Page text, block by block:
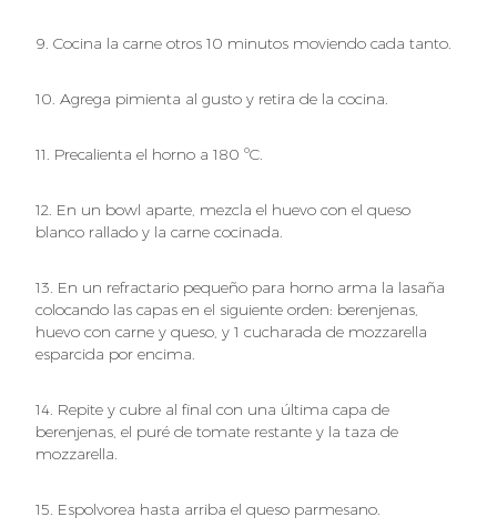
9. Cocina la carne otros 10 minutos moviendo cada tanto.
10. Agrega pimienta al gusto y retira de la cocina.
11. Precalienta el horno a 180 ºC.
12. En un bowl aparte, mezcla el huevo con el queso
blanco rallado y la carne cocinada.
13. En un refractario pequeño para horno arma la lasaña
colocando las capas en el siguiente orden: berenjenas,
huevo con carne y queso, y 1 cucharada de mozzarella
esparcida por encima.
14. Repite y cubre al final con una última capa de
berenjenas, el puré de tomate restante y la taza de
mozzarella.
15. Espolvorea hasta arriba el queso parmesano.